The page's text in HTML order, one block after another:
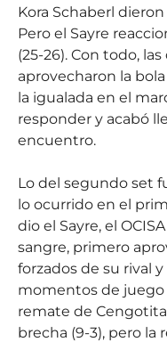
Kora Schaberl
Pero el Sayre
(25-26). Con todo,
aprovecharon la
la igualada en el
responder y acabó
encuentro.
Lo del segundo set
lo ocurrido en el
dio el Sayre, el
sangre, primero
forzados de su rival
momentos de juego
remate de
brecha (9-3), pero la